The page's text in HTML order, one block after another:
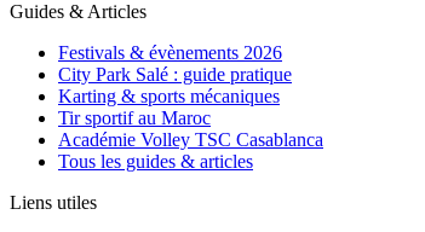
Guides & Articles
Festivals & évènements 2026
City Park Salé : guide pratique
Karting & sports mécaniques
Tir sportif au Maroc
Académie Volley TSC Casablanca
Tous les guides & articles
Liens utiles